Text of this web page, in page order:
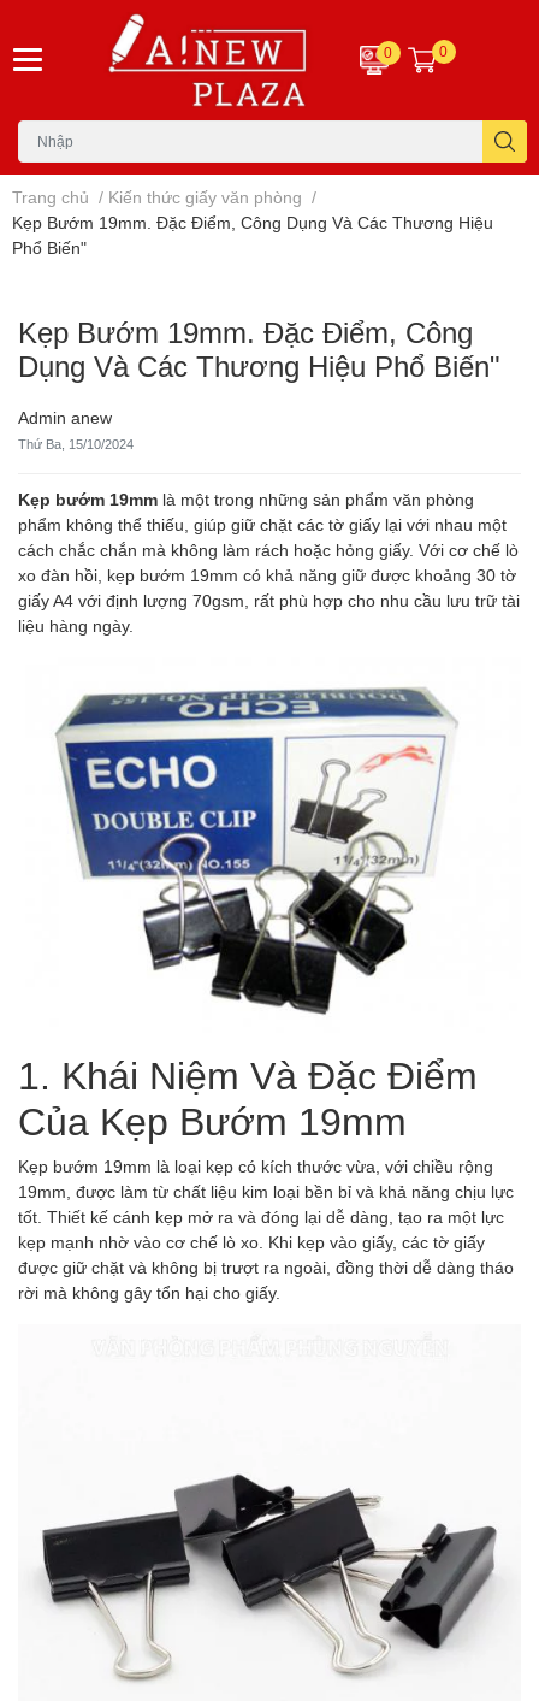
0 0
Trang chủ / Kiến thức giấy văn phòng /
Kẹp Bướm 19mm. Đặc Điểm, Công Dụng Và Các Thương Hiệu
Phổ Biến"
Kẹp Bướm 19mm. Đặc Điểm, Công
Dụng Và Các Thương Hiệu Phổ Biến"
Admin anew
Thứ Ba, 15/10/2024
Kẹp bướm 19mm là một trong những sản phẩm văn phòng
phẩm không thể thiếu, giúp giữ chặt các tờ giấy lại với nhau một
cách chắc chắn mà không làm rách hoặc hỏng giấy. Với cơ chế lò
xo đàn hồi, kẹp bướm 19mm có khả năng giữ được khoảng 30 tờ
giấy A4 với định lượng 70gsm, rất phù hợp cho nhu cầu lưu trữ tài
liệu hàng ngày.
1. Khái Niệm Và Đặc Điểm
Của Kẹp Bướm 19mm
Kẹp bướm 19mm là loại kẹp có kích thước vừa, với chiều rộng
19mm, được làm từ chất liệu kim loại bền bỉ và khả năng chịu lực
tốt. Thiết kế cánh kẹp mở ra và đóng lại dễ dàng, tạo ra một lực
kẹp mạnh nhờ vào cơ chế lò xo. Khi kẹp vào giấy, các tờ giấy
được giữ chặt và không bị trượt ra ngoài, đồng thời dễ dàng tháo
rời mà không gây tổn hại cho giấy.